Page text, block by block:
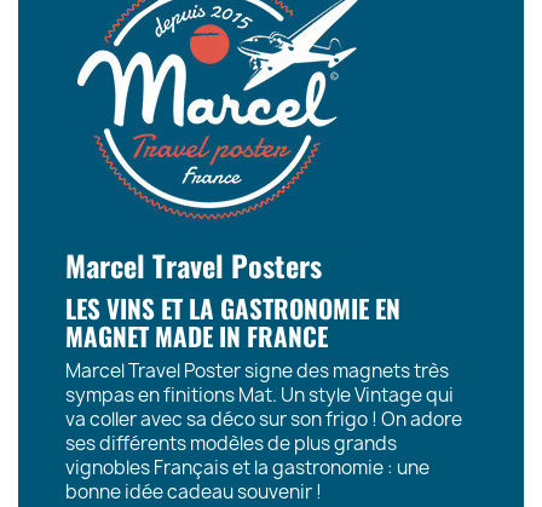
Marcel Travel Posters
LES VINS ET LA GASTRONOMIE EN
MAGNET MADE IN FRANCE
Marcel Travel Poster signe des magnets très
sympas en finitions Mat. Un style Vintage qui
va coller avec sa déco sur son frigo ! On adore
ses différents modèles de plus grands
vignobles Français et la gastronomie : une
bonne idée cadeau souvenir !